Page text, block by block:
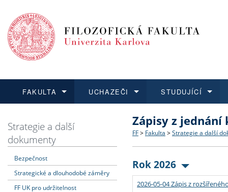
FAKULTA
Dozvědět se více
Struktura a historie
Strategie a další
Podpora a benefity pro
UCHAZEČI
Podat přihlášku
Co studovat a jak se
Učitelské studijní
Informace k průběhu
STUDUJÍCÍ
Dozvědět se více
Bakalářské a magisterské
Doktorské studium
Rigorózní řízení
Dozvědět se více
O vědě a výzkumu na FF
Akademické kvalifikace
Granty a projekty
Dozvědět se více
Aktuální nabídky a
Vyjíždějící studenti
Přijíždějící studenti
Strategie a další
dokumenty
Bezpečnost
Strategické a dlouhodobé záměry
FF UK pro udržitelnost
Zápisy z jednání
FF > Fakulta > Strategie a další
Rok 2026
2026-05-04 Zápis z